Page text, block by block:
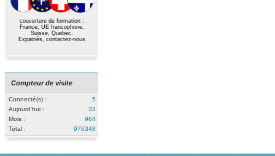
couverture de formation :
France, UE francophone,
Suisse, Quebec.
Expatriés, contactez-nous
Compteur de visite
Connecté(s) :
5
Aujourd'hui :
33
Mois :
964
Total :
976348